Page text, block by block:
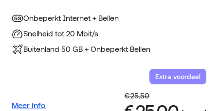
Onbeperkt Internet + Bellen
Snelheid tot 20 Mbit/s
Buitenland 50 GB + Onbeperkt Bellen
Extra voordeel
Meer info